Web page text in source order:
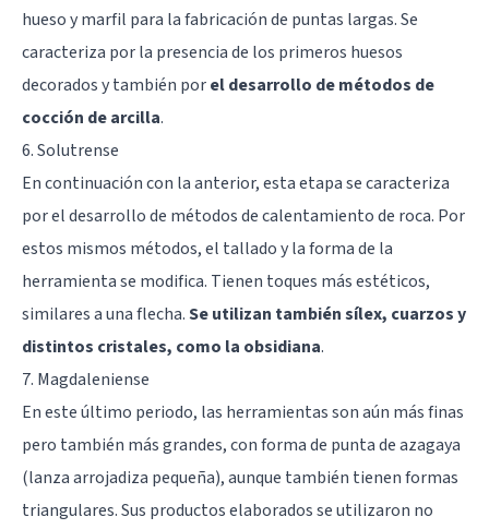
hueso y marfil para la fabricación de puntas largas. Se
caracteriza por la presencia de los primeros huesos
decorados y también porel desarrollo de métodos de
cocción de arcilla.
6. Solutrense
En continuación con la anterior, esta etapa se caracteriza
por el desarrollo de métodos de calentamiento de roca. Por
estos mismos métodos, el tallado y la forma de la
herramienta se modifica. Tienen toques más estéticos,
similares a una flecha.Se utilizan también sílex, cuarzos y
distintos cristales, como la obsidiana.
7. Magdaleniense
En este último periodo, las herramientas son aún más finas
pero también más grandes, con forma de punta de azagaya
(lanza arrojadiza pequeña), aunque también tienen formas
triangulares. Sus productos elaborados se utilizaron no